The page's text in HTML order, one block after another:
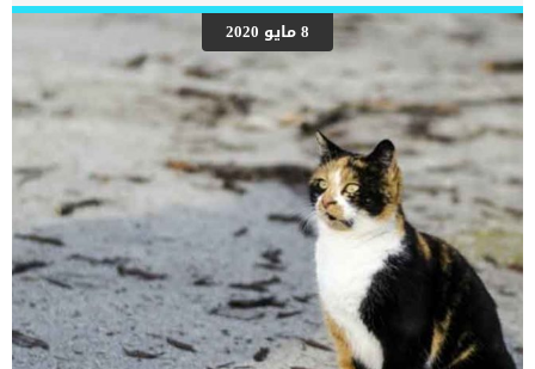
الدم الحمراء عند القطط علامات واعراض سماكة الدم عند القطط تظهر
الأعراض التالية تدريجيًا ولكنها تتطور إلى مسار مزمن, وحينها تكون الحالة
وصلت لزروتها فى الشدة والتطور وتحتاج الى الخضوع للفحص الطبى
بسرعة شديدة. الاعراض الخاصة بكل حالة مرضية هى عبارة عن تغيرات
سلوكية وصحية تظهر على قطتك لتثير انتباهك بان الق ليس على ما يرام.
من ضمن اعراض وعلامات كثرة الحمرة عند القطط ما يلى: ضعف اكتئاب قلة
الشهية احمرار الجلد زيادة العطشفرط التبول الاسباب الكامنة […]
8 مايو 2020